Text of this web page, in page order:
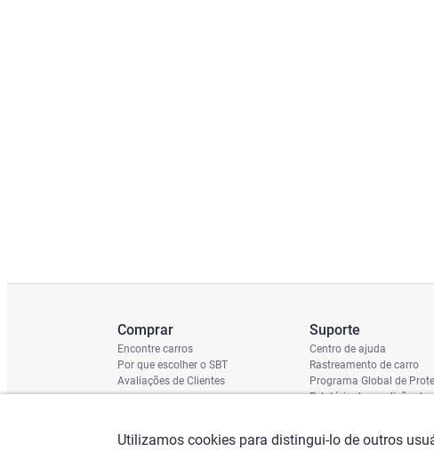
Comprar
Encontre carros
Por que escolher o SBT
Avaliações de Clientes
Suporte
Centro de ajuda
Rastreamento de carro
Programa Global de
Relatório de condição de
Utilizamos cookies para distingui-lo de outros